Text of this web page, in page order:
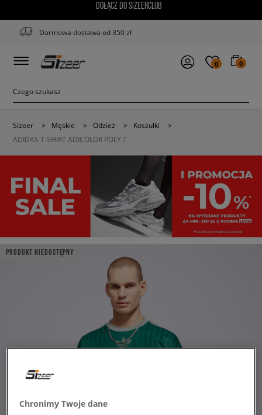
DOŁĄCZ DO SIZEERCLUB
Darmowa dostawa od 350 zł
0 0
Sizeer > Męskie > Odzież > Koszulki
>
ADIDAS T-SHIRT ADICOLOR POLY T
PRODUKT NIEDOSTĘPNY
Chronimy Twoje dane